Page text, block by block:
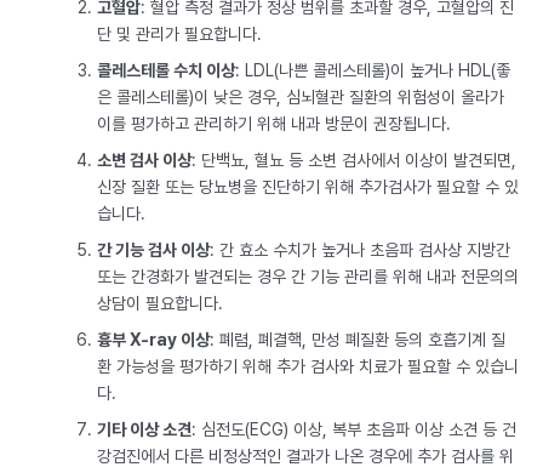
고혈압: 혈압 측정 결과가 정상 범위를 초과할 경우, 고혈압의 진
단 및 관리가 필요합니다.
콜레스테롤 수치 이상: LDL(나쁜 콜레스테롤)이 높거나 HDL(좋
은 콜레스테롤)이 낮은 경우, 심뇌혈관 질환의 위험성이 올라가
이를 평가하고 관리하기 위해 내과 방문이 권장됩니다.
소변 검사 이상: 단백뇨, 혈뇨 등 소변 검사에서 이상이 발견되면,
신장 질환 또는 당뇨병을 진단하기 위해 추가검사가 필요할 수 있
습니다.
간 기능 검사 이상: 간 효소 수치가 높거나 초음파 검사상 지방간
또는 간경화가 발견되는 경우 간 기능 관리를 위해 내과 전문의의
상담이 필요합니다.
흉부 X-ray 이상: 폐렴, 폐결핵, 만성 폐질환 등의 호흡기계 질
환 가능성을 평가하기 위해 추가 검사와 치료가 필요할 수 있습니
다.
기타 이상 소견: 심전도(ECG) 이상, 복부 초음파 이상 소견 등 건
강검진에서 다른 비정상적인 결과가 나온 경우에 추가 검사를 위